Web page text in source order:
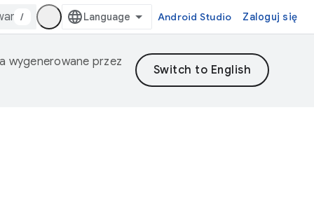
/ Android Studio Zaloguj się
wygenerowane przez